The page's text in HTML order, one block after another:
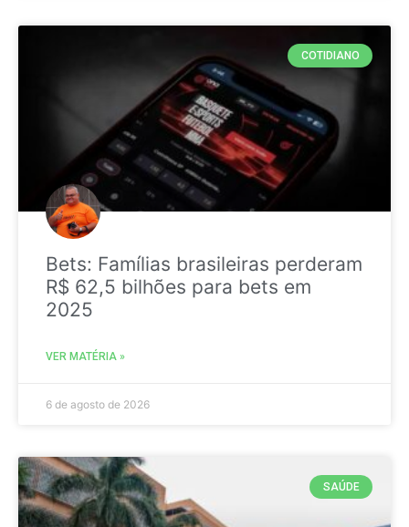
COTIDIANO
Bets: Famílias brasileiras perderam
R$ 62,5 bilhões para bets em
2025
VER MATÉRIA »
6 de agosto de 2026
SAÚDE